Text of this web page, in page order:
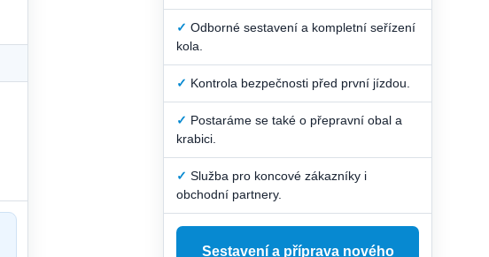
✓ Odborné sestavení a kompletní seřízení
kola.
✓ Kontrola bezpečnosti před první jízdou.
✓ Postaráme se také o přepravní obal a
krabici.
✓ Služba pro koncové zákazníky i
obchodní partnery.
Sestavení a příprava nového